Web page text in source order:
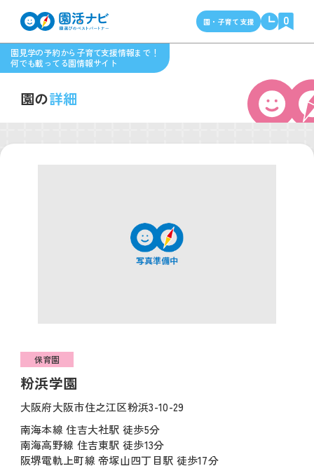
園見学の予約から子育て支援情報まで！
何でも載ってる園情報サイト
園・子育て支援 0
園の詳細
粉浜学園
保育園
大阪府大阪市住之江区粉浜3-10-29
南海本線 住吉大社駅 徒歩5分
南海高野線 住吉東駅 徒歩13分
阪堺電軌上町線 帝塚山四丁目駅 徒歩17分